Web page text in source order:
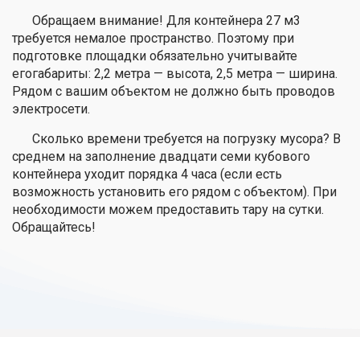
Обращаем внимание! Для контейнера 27 м3
требуется немалое пространство. Поэтому при
подготовке площадки обязательно учитывайте
егогабариты: 2,2 метра — высота, 2,5 метра — ширина.
Рядом с вашим объектом не должно быть проводов
электросети.
Сколько времени требуется на погрузку мусора? В
среднем на заполнение двадцати семи кубового
контейнера уходит порядка 4 часа (если есть
возможность установить его рядом с объектом). При
необходимости можем предоставить тару на сутки.
Обращайтесь!